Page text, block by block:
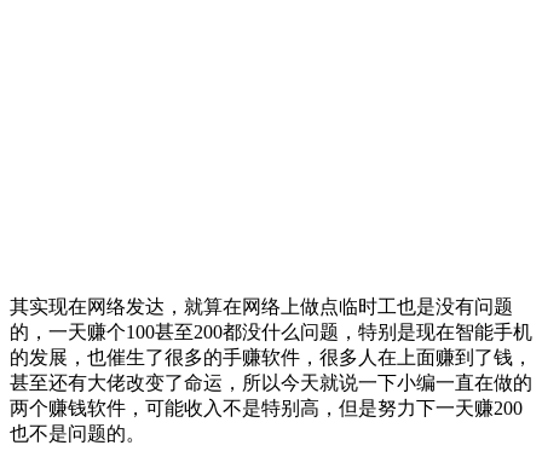
其实现在网络发达，就算在网络上做点临时工也是没有问题
的，一天赚个100甚至200都没什么问题，特别是现在智能手机
的发展，也催生了很多的手赚软件，很多人在上面赚到了钱，
甚至还有大佬改变了命运，所以今天就说一下小编一直在做的
两个赚钱软件，可能收入不是特别高，但是努力下一天赚200
也不是问题的。